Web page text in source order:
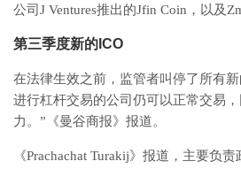
公司J Ventures推出的Jfin Coin，以及
第三季度新的ICO
在法律生效之前，监管者叫停了所有
进行杠杆交易的公司仍可以正常交易
力。”《曼谷商报》报道。
《Prachachat Turakij》报道，主要负